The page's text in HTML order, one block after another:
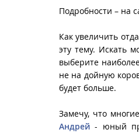
Подробности – на
Как увеличить
эту тему. Искать
выберите
не на дойную
будет больше.
Замечу, что
Андрей - юный